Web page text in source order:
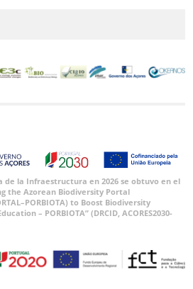
la Infraestructura en 2026 se obtuvo en el
the Azorean Biodiversity Portal
to Boost Biodiversity
– PORBIOTA” (DRCID, ACORES2030-